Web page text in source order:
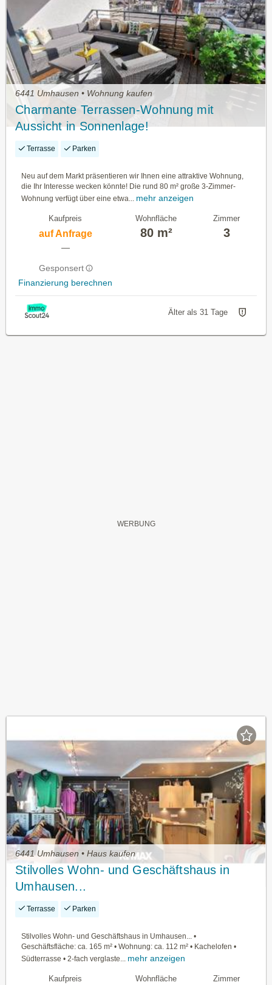
6441 Umhausen • Wohnung kaufen
Charmante Terrassen-Wohnung mit
Aussicht in Sonnenlage!
Terrasse Parken
Neu auf dem Markt präsentieren wir Ihnen eine attraktive Wohnung,
die Ihr Interesse wecken könnte! Die rund 80 m² große 3-Zimmer-
Wohnung verfügt über eine etwa... mehr anzeigen
Kaufpreis
auf Anfrage
—
Gesponsert
Finanzierung berechnen
Wohnfläche
80 m²
Zimmer
3
Älter als 31 Tage
6441 Umhausen • Haus kaufen
Stilvolles Wohn- und Geschäftshaus in
Umhausen...
Terrasse Parken
Stilvolles Wohn- und Geschäftshaus in Umhausen... •
Geschäftsfläche: ca. 165 m² • Wohnung: ca. 112 m² • Kachelofen •
Südterrasse • 2-fach verglaste...
mehr anzeigen
Kaufpreis Wohnfläche Zimmer